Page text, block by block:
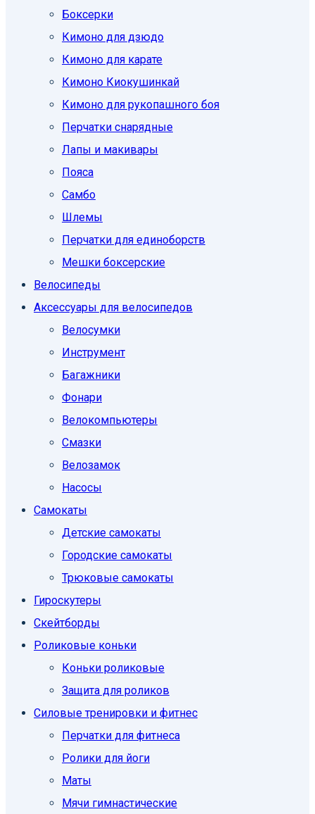
Боксерки
Кимоно для дзюдо
Кимоно для карате
Кимоно Киокушинкай
Кимоно для рукопашного боя
Перчатки снарядные
Лапы и макивары
Пояса
Самбо
Шлемы
Перчатки для единоборств
Мешки боксерские
Велосипеды
Аксессуары для велосипедов
Велосумки
Инструмент
Багажники
Фонари
Велокомпьютеры
Смазки
Велозамок
Насосы
Самокаты
Детские самокаты
Городские самокаты
Трюковые самокаты
Гироскутеры
Скейтборды
Роликовые коньки
Коньки роликовые
Защита для роликов
Силовые тренировки и фитнес
Перчатки для фитнеса
Ролики для йоги
Маты
Мячи гимнастические